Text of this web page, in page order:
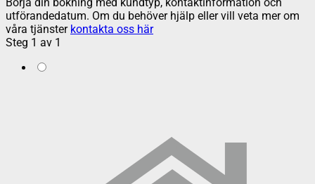
utförandedatum. Om du behöver hjälp eller vill veta mer om
våra tjänster kontakta oss här
Steg 1 av 1